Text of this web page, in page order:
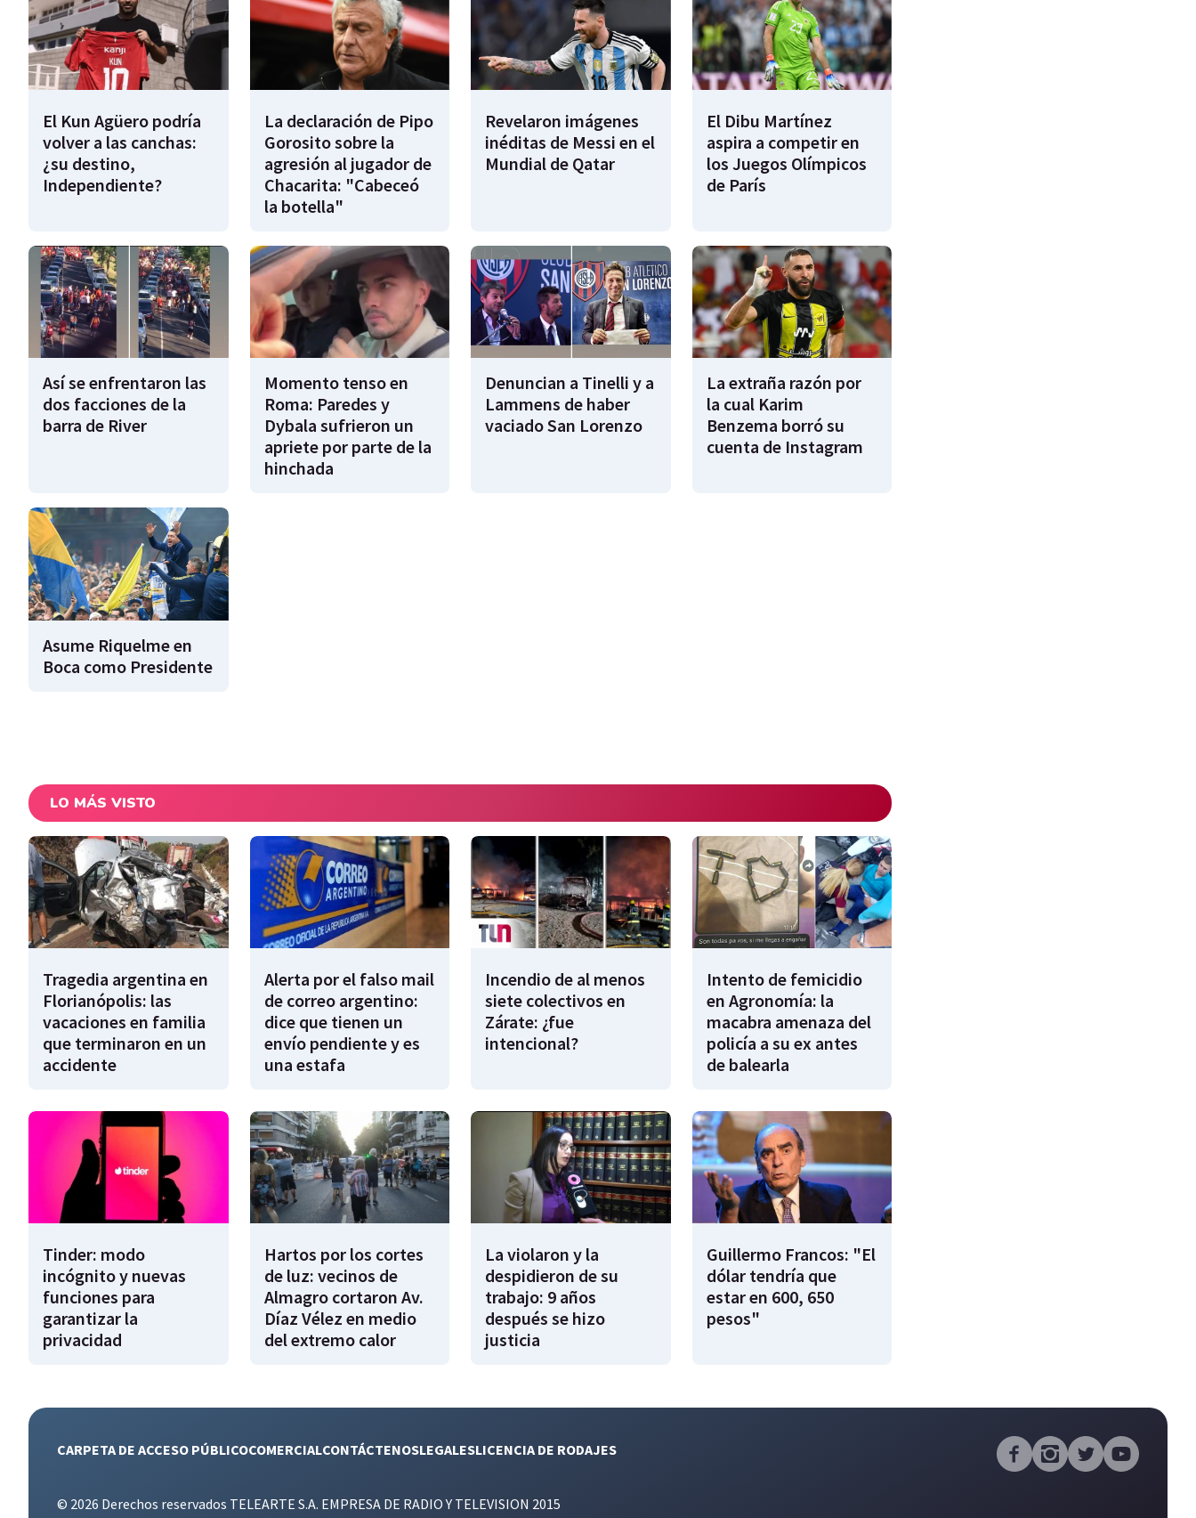
El Kun Agüero podría
volver a las canchas:
¿su destino,
Independiente?
La declaración de Pipo
Gorosito sobre la
agresión al jugador de
Chacarita: "Cabeceó
la botella"
Revelaron imágenes
inéditas de Messi en el
Mundial de Qatar
El Dibu Martínez
aspira a competir en
los Juegos Olímpicos
de París
Así se enfrentaron las
dos facciones de la
barra de River
Momento tenso en
Roma: Paredes y
Dybala sufrieron un
apriete por parte de la
hinchada
Denuncian a Tinelli y a
Lammens de haber
vaciado San Lorenzo
La extraña razón por
la cual Karim
Benzema borró su
cuenta de Instagram
Asume Riquelme en
Boca como Presidente
LO MÁS VISTO
Tragedia argentina en
Florianópolis: las
vacaciones en familia
que terminaron en un
accidente
Alerta por el falso mail
de correo argentino:
dice que tienen un
envío pendiente y es
una estafa
Incendio de al menos
siete colectivos en
Zárate: ¿fue
intencional?
Intento de femicidio
en Agronomía: la
macabra amenaza del
policía a su ex antes
de balearla
Tinder: modo
incógnito y nuevas
funciones para
garantizar la
privacidad
Hartos por los cortes
de luz: vecinos de
Almagro cortaron Av.
Díaz Vélez en medio
del extremo calor
La violaron y la
despidieron de su
trabajo: 9 años
después se hizo
justicia
Guillermo Francos: "El
dólar tendría que
estar en 600, 650
pesos"
CARPETA DE ACCESO PÚBLICOCOMERCIALCONTÁCTENOSLEGALESLICENCIA DE RODAJES
© 2026 Derechos reservados TELEARTE S.A. EMPRESA DE RADIO Y TELEVISION 2015